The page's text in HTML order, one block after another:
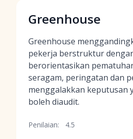
Greenhouse
Greenhouse
pekerja berstruktur
berorientasikan
seragam, peringatan dan
menggalakkan keputusan
boleh diaudit.
Penilaian: 4.5